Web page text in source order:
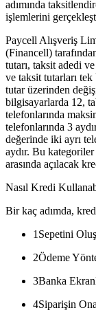
adımında
işlemlerini
Paycell Alışveriş
(Financell)
tutarı, taksit adedi
ve taksit tutarları
tutar üzerinden
bilgisayarlarda 12,
telefonlarında
telefonlarında 3
değerinde iki ayrı
aydır. Bu
arasında açılacak
Nasıl Kredi
Bir kaç adımda,
1 Sepetini
2Ödeme
3Banka
4Siparişin